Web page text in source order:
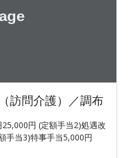
訪問介護）／調布
円 (定額手当2)処遇改
手当3)特事手当5,000円